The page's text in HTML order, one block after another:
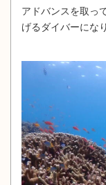
アドバンスを取っ
げるダイバーにな